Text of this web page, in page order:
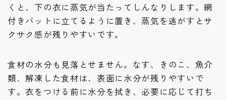
くと、下の衣に蒸気が当たってしんなりします。網
付きバットに立てるように置き、蒸気を逃がすとサ
クサク感が残りやすいです。
食材の水分も見落とせません。なす、きのこ、魚介
類、解凍した食材は、表面に水分が残りやすいで
す。衣をつける前に水分を拭き、必要に応じて打ち